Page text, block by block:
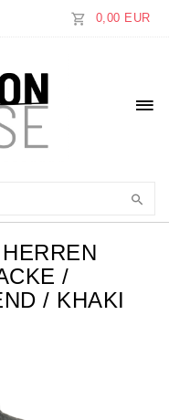
0,00 EUR
/
/ KHAKI